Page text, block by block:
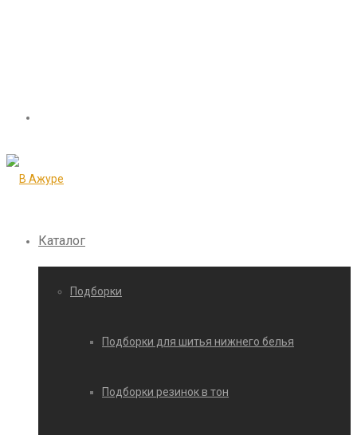
Каталог
Подборки
Подборки для шитья нижнего белья
Подборки резинок в тон